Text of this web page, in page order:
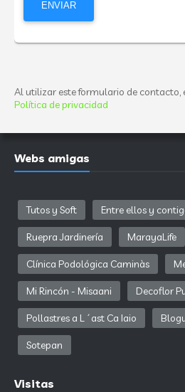
Al utilizar este formulario de contacto,
Política de privacidad
Webs amigas
Tutos y Soft Entre ellos y
Ruepra Jardinería MarayaLife
Clínica Podológica Caminàs
Mi Rincón - Misaani Decoflor
Pollastres a L´ast Ca Iaio
Sotepan
Visitas